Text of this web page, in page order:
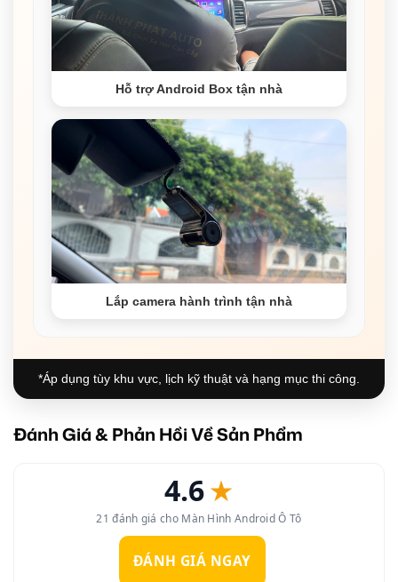
Hỗ trợ Android Box tận nhà
Lắp camera hành trình tận nhà
*Áp dụng tùy khu vực, lịch kỹ thuật và hạng mục thi công.
Đánh Giá & Phản Hồi Về Sản Phẩm
4.6★
21 đánh giá cho Màn Hình Android Ô Tô
ĐÁNH GIÁ NGAY